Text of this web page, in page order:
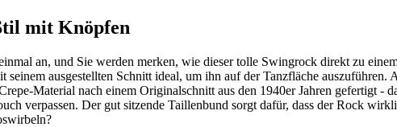
mit Knöpfen
an, und Sie werden merken, wie dieser tolle Swingrock direkt zu
seinem ausgestellten Schnitt ideal, um ihn auf der Tanzfläche
Material nach einem Originalschnitt aus den 1940er Jahren gefertigt -
verpassen. Der gut sitzende Taillenbund sorgt dafür, dass der Rock